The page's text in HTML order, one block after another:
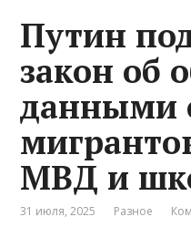
Путин
закон об
данными
МВД и
31 июля, 2025 Разное